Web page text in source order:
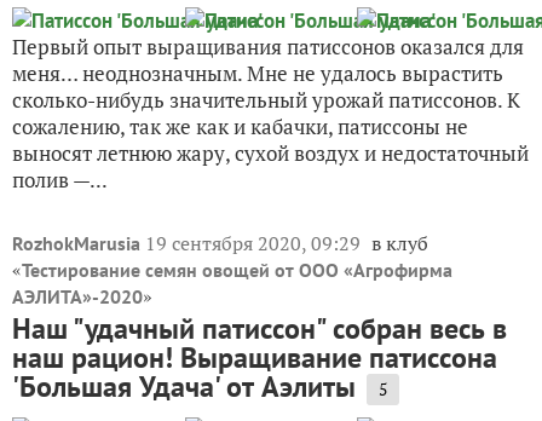
Первый опыт выращивания патиссонов оказался для
меня… неоднозначным. Мне не удалось вырастить
сколько-нибудь значительный урожай патиссонов. К
сожалению, так же как и кабачки, патиссоны не
выносят летнюю жару, сухой воздух и недостаточный
полив —...
RozhokMarusia 19 сентября 2020, 09:29 в клуб
«Тестирование семян овощей от ООО «Агрофирма
АЭЛИТА»-2020»
Наш "удачный патиссон" собран весь в
наш рацион! Выращивание патиссона
'Большая Удача' от Аэлиты 5